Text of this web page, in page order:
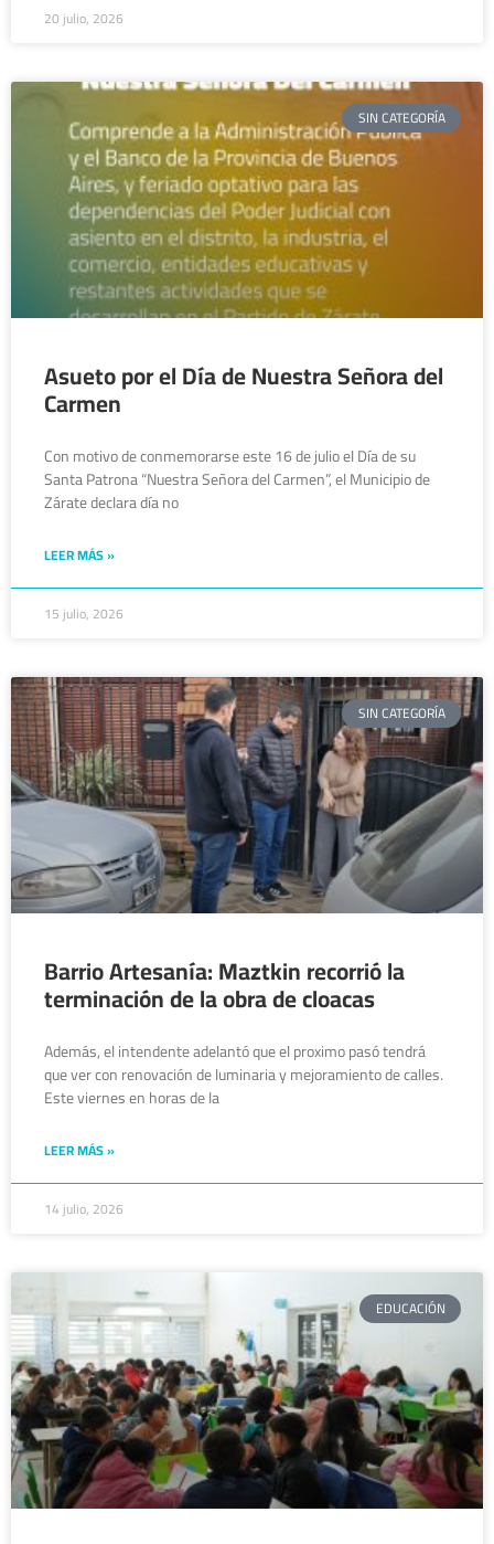
20 julio, 2026
SIN CATEGORÍA
Asueto por el Día de Nuestra Señora del
Carmen
Con motivo de conmemorarse este 16 de julio el Día de su
Santa Patrona “Nuestra Señora del Carmen”, el Municipio de
Zárate declara día no
LEER MÁS »
15 julio, 2026
SIN CATEGORÍA
Barrio Artesanía: Maztkin recorrió la
terminación de la obra de cloacas
Además, el intendente adelantó que el proximo pasó tendrá
que ver con renovación de luminaria y mejoramiento de calles.
Este viernes en horas de la
LEER MÁS »
14 julio, 2026
EDUCACIÓN